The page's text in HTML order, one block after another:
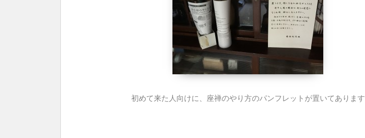
初めて来た人向けに、座禅のやり方のパンフレットが置いてあります